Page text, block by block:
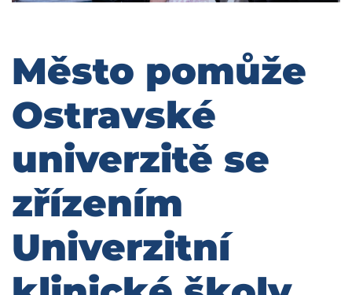
Město pomůže
Ostravské
univerzitě se
zřízením
Univerzitní